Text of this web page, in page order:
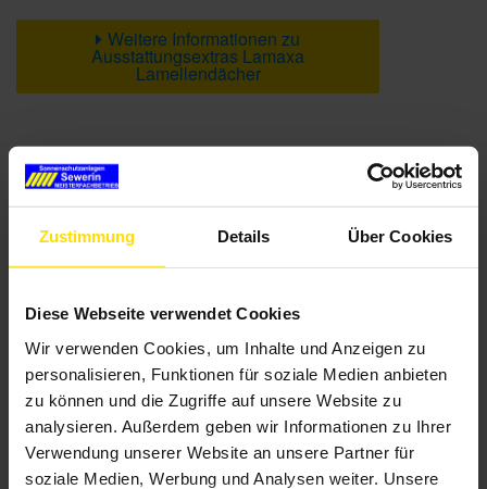
Zustimmung Details Über Cookies
Diese Webseite verwendet Cookies
Wir verwenden Cookies, um Inhalte und Anzeigen zu
personalisieren, Funktionen für soziale Medien anbieten
zu können und die Zugriffe auf unsere Website zu
analysieren. Außerdem geben wir Informationen zu Ihrer
Verwendung unserer Website an unsere Partner für
soziale Medien, Werbung und Analysen weiter. Unsere
Weitere Informationen zu
Ausstattungsextras Lamaxa
Lamellendächer
Farben
Das könnte Sie auch interessieren